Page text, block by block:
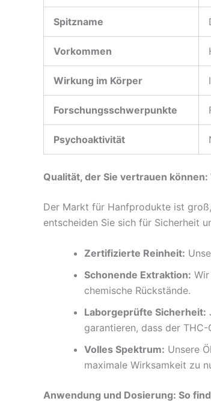
Spitzname
Vorkommen
Wirkung im Körper
Forschungsschwerpunkte
Psychoaktivität
Qualität, der Sie vertrauen
Der Markt für Hanfprodukte ist
entscheiden Sie sich für Sicherheit
Zertifizierte Reinheit:
Schonende Extraktion:
chemische Rückstände.
Laborgeprüfte Sicherheit:
garantieren, dass der
Volles Spektrum: Unsere
maximale Wirksamkeit zu
Anwendung und Dosierung: So